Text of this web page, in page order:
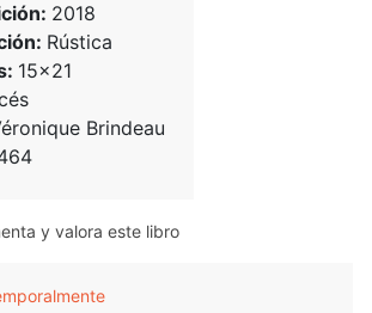
2018
Rústica
15x21
Brindeau
y valora este libro